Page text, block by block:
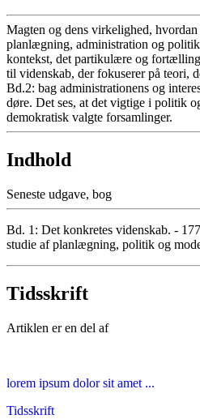
Magten og dens virkelighed,
planlægning, administration og
kontekst, det partikulære og
til videnskab, der fokuserer på teori,
Bd.2: bag administrationens og
døre. Det ses, at det vigtige i politik
demokratisk valgte forsamlinger.
Indhold
Seneste udgave, bog
Bd. 1: Det konkretes videnskab. -
studie af planlægning, politik og
Tidsskrift
Artiklen er en del af
lorem ipsum dolor sit amet ...
Tidsskrift